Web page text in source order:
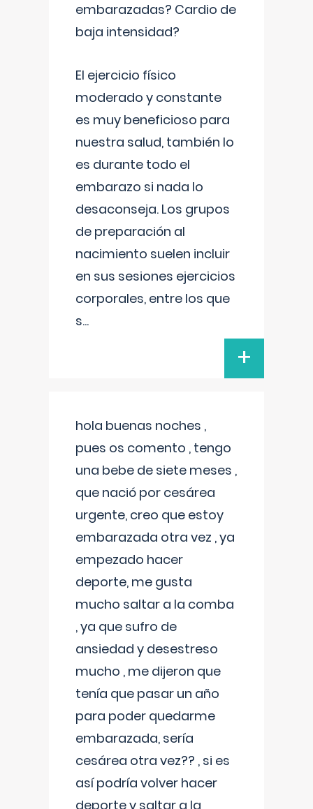
embarazadas? Cardio de
baja intensidad?
El ejercicio físico
moderado y constante
es muy beneficioso para
nuestra salud, también lo
es durante todo el
embarazo si nada lo
desaconseja. Los grupos
de preparación al
nacimiento suelen incluir
en sus sesiones ejercicios
corporales, entre los que
s...
+
hola buenas noches ,
pues os comento , tengo
una bebe de siete meses ,
que nació por cesárea
urgente, creo que estoy
embarazada otra vez , ya
empezado hacer
deporte, me gusta
mucho saltar a la comba
, ya que sufro de
ansiedad y desestreso
mucho , me dijeron que
tenía que pasar un año
para poder quedarme
embarazada, sería
cesárea otra vez?? , si es
así podría volver hacer
deporte y saltar a la